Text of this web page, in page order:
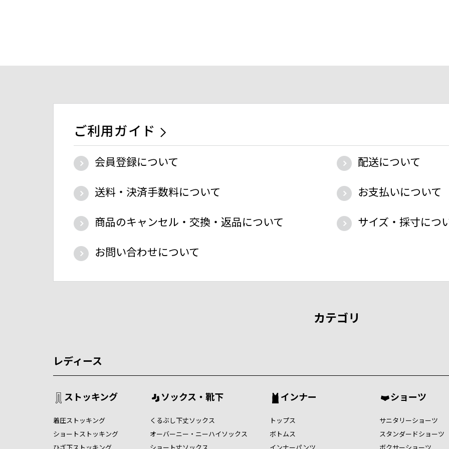
ご利用ガイド
会員登録について
配送について
送料・決済手数料について
お支払いについて
商品のキャンセル・交換・返品について
サイズ・採寸につ
お問い合わせについて
カテゴリ
レディース
ストッキング
着圧ストッキング
ショートストッキング
ソックス・靴下
くるぶし下丈ソックス
オーバーニー・ニーハイソックス
インナー
トップス
ボトムス
ショーツ
サニタリーショーツ
スタンダードショーツ